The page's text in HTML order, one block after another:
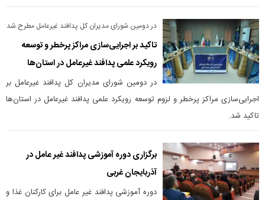
در دومین شورای مدیران کل پدافند غیرعامل مطرح شد
تاکید بر اجرایی‌سازی مراکز پرخطر و توسعه
رویکرد علمی پدافند غیرعامل در استان‌ها
در دومین شورای مدیران کل پدافند غیرعامل بر
اجرایی‌سازی مراکز پرخطر و لزوم توسعه رویکرد علمی پدافند غیرعامل در استان‌ها
تاکید شد.
برگزاری دوره آموزشی پدافند غیر عامل در
آذربایجان غربی
دوره آموزشی پدافند غیر عامل برای کارکنان غذا و